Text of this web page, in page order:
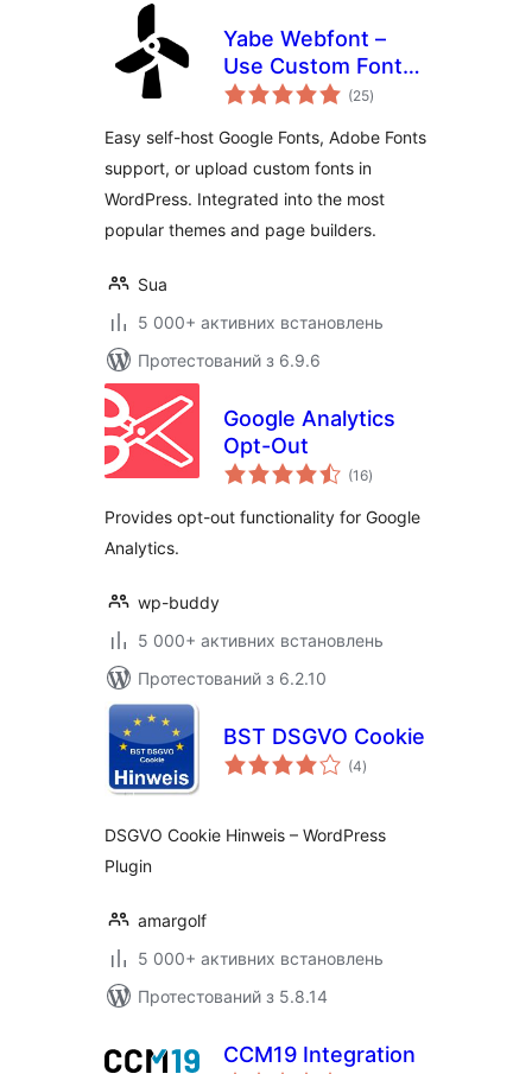
Yabe Webfont –
Use Custom Fonts,
Google Fonts or
(25загальний
рейтинг
)
Easy self-host Google Fonts, Adobe Fonts
support, or upload custom fonts in
WordPress. Integrated into the most
popular themes and page builders.
Sua
5 000+ активних встановлень
Протестований з 6.9.6
Google Analytics
Opt-Out
(16загальний
рейтинг
)
Provides opt-out functionality for Google
Analytics.
wp-buddy
5 000+ активних встановлень
Протестований з 6.2.10
BST DSGVO Cookie
(4загальний
рейтинг
)
DSGVO Cookie Hinweis – WordPress
Plugin
amargolf
5 000+ активних встановлень
Протестований з 5.8.14
CCM19 Integration